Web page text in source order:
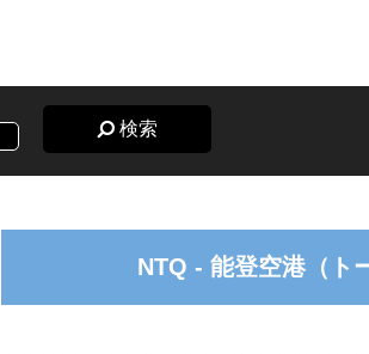
検索
NTQ - 能登空港（ト